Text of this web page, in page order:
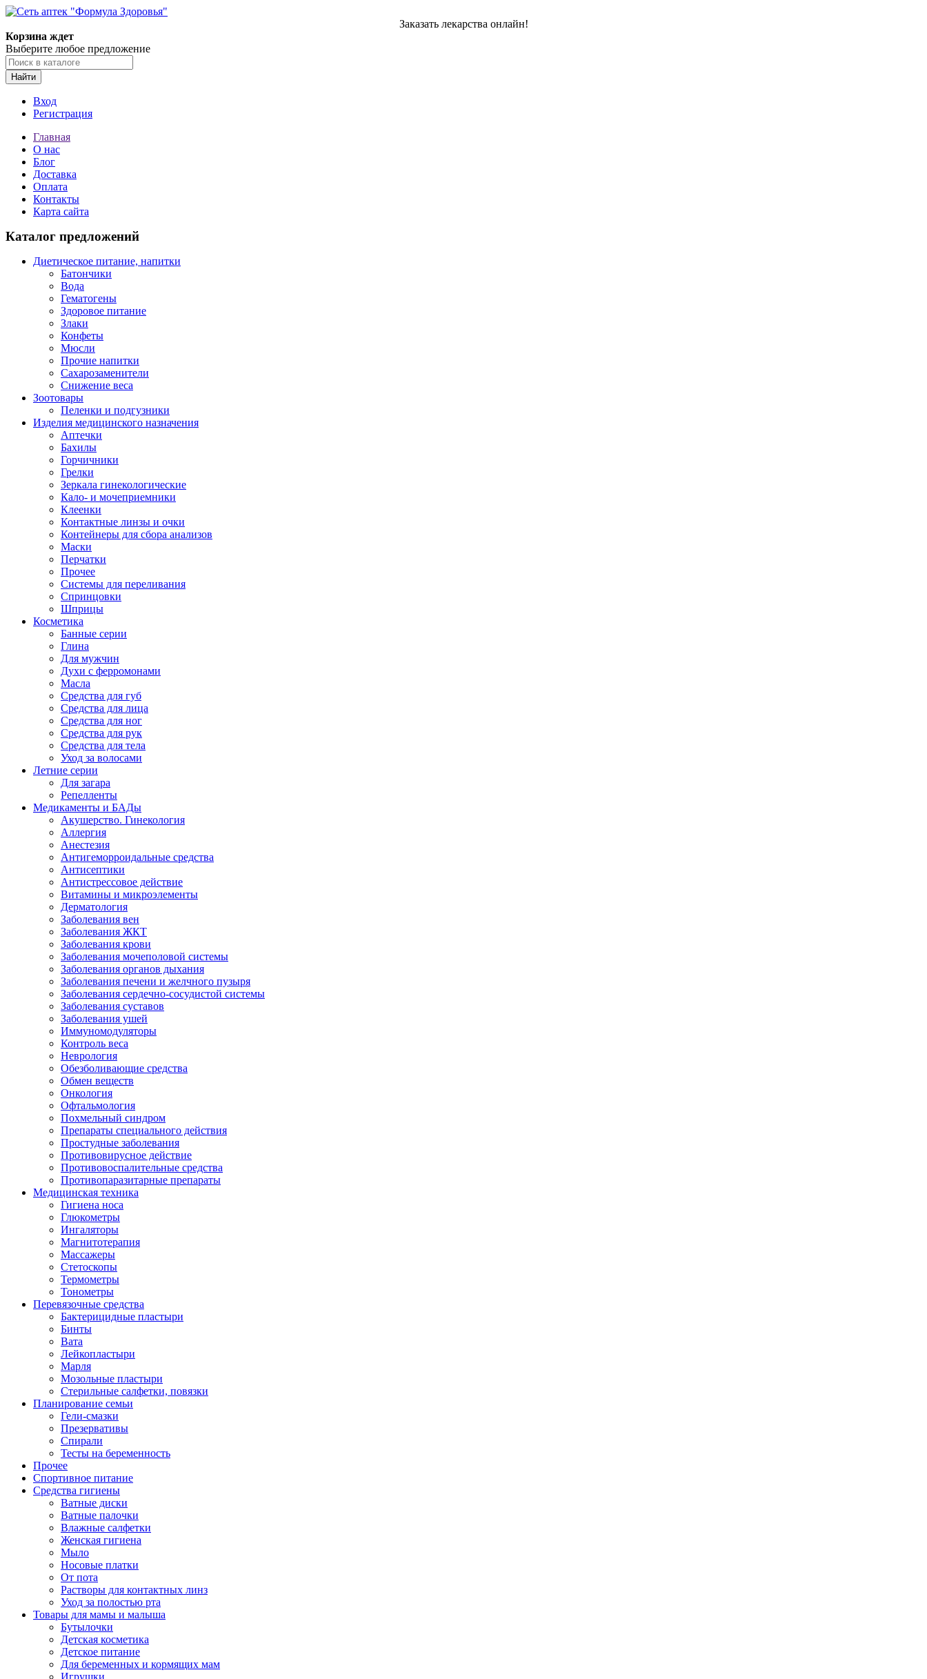
Заказать лекарства онлайн!
Корзина ждет
Выберите любое предложение
Найти
Вход
Регистрация
Главная
О нас
Блог
Доставка
Оплата
Контакты
Карта сайта
Каталог предложений
Диетическое питание, напитки
Батончики
Вода
Гематогены
Здоровое питание
Злаки
Конфеты
Мюсли
Прочие напитки
Сахарозаменители
Снижение веса
Зоотовары
Пеленки и подгузники
Изделия медицинского назначения
Аптечки
Бахилы
Горчичники
Грелки
Зеркала гинекологические
Кало- и мочеприемники
Клеенки
Контактные линзы и очки
Контейнеры для сбора анализов
Маски
Перчатки
Прочее
Системы для переливания
Спринцовки
Шприцы
Косметика
Банные серии
Глина
Для мужчин
Духи с ферромонами
Масла
Средства для губ
Средства для лица
Средства для ног
Средства для рук
Средства для тела
Уход за волосами
Летние серии
Для загара
Репелленты
Медикаменты и БАДы
Акушерство. Гинекология
Аллергия
Анестезия
Антигеморроидальные средства
Антисептики
Антистрессовое действие
Витамины и микроэлементы
Дерматология
Заболевания вен
Заболевания ЖКТ
Заболевания крови
Заболевания мочеполовой системы
Заболевания органов дыхания
Заболевания печени и желчного пузыря
Заболевания сердечно-сосудистой системы
Заболевания суставов
Заболевания ушей
Иммуномодуляторы
Контроль веса
Неврология
Обезболивающие средства
Обмен веществ
Онкология
Офтальмология
Похмельный синдром
Препараты специального действия
Простудные заболевания
Противовирусное действие
Противовоспалительные средства
Противопаразитарные препараты
Медицинская техника
Гигиена носа
Глюкометры
Ингаляторы
Магнитотерапия
Массажеры
Стетоскопы
Термометры
Тонометры
Перевязочные средства
Бактерицидные пластыри
Бинты
Вата
Лейкопластыри
Марля
Мозольные пластыри
Стерильные салфетки, повязки
Планирование семьи
Гели-смазки
Презервативы
Спирали
Тесты на беременность
Прочее
Спортивное питание
Средства гигиены
Ватные диски
Ватные палочки
Влажные салфетки
Женская гигиена
Мыло
Носовые платки
От пота
Растворы для контактных линз
Уход за полостью рта
Товары для мамы и малыша
Бутылочки
Детская косметика
Детское питание
Для беременных и кормящих мам
Игрушки